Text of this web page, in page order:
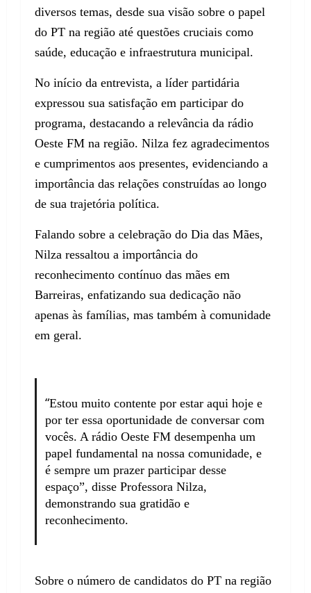
diversos temas, desde sua visão sobre o papel
do PT na região até questões cruciais como
saúde, educação e infraestrutura municipal.
No início da entrevista, a líder partidária
expressou sua satisfação em participar do
programa, destacando a relevância da rádio
Oeste FM na região. Nilza fez agradecimentos
e cumprimentos aos presentes, evidenciando a
importância das relações construídas ao longo
de sua trajetória política.
Falando sobre a celebração do Dia das Mães,
Nilza ressaltou a importância do
reconhecimento contínuo das mães em
Barreiras, enfatizando sua dedicação não
apenas às famílias, mas também à comunidade
em geral.
“Estou muito contente por estar aqui hoje e
por ter essa oportunidade de conversar com
vocês. A rádio Oeste FM desempenha um
papel fundamental na nossa comunidade, e
é sempre um prazer participar desse
espaço”, disse Professora Nilza,
demonstrando sua gratidão e
reconhecimento.
Sobre o número de candidatos do PT na região